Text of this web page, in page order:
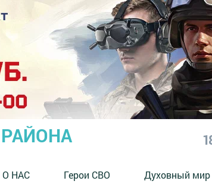
О НАС Герои СВО Духовный мир